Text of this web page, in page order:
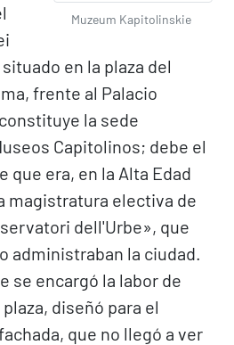
Muzeum Kapitolinskie
en la plaza del
frente al Palacio
la sede
Capitolinos; debe el
que era, en la Alta Edad
magistratura electiva de
dell'Urbe», que
administraban la ciudad.
se encargó la labor de
diseñó para el
que no llegó a ver